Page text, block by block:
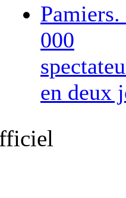
Pamiers.
000
en deux